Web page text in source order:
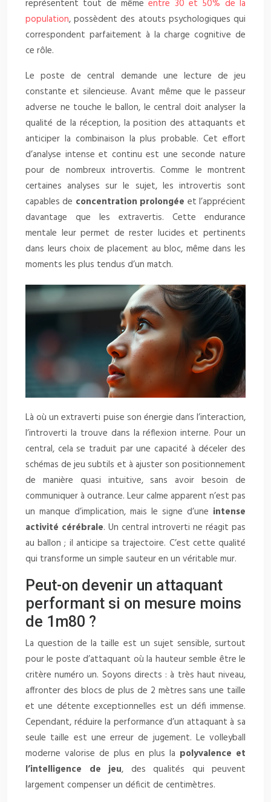
représentent tout de mêmeentre 30 et 50% de la
population, possèdent des atouts psychologiques qui
correspondent parfaitement à la charge cognitive de
ce rôle.
Le poste de central demande une lecture de jeu
constante et silencieuse. Avant même que le passeur
adverse ne touche le ballon, le central doit analyser la
qualité de la réception, la position des attaquants et
anticiper la combinaison la plus probable. Cet effort
d’analyse intense et continu est une seconde nature
pour de nombreux introvertis. Comme le montrent
certaines analyses sur le sujet, les introvertis sont
capables de concentration prolongée et l’apprécient
davantage que les extravertis. Cette endurance
mentale leur permet de rester lucides et pertinents
dans leurs choix de placement au bloc, même dans les
moments les plus tendus d’un match.
Là où un extraverti puise son énergie dans l’interaction,
l’introverti la trouve dans la réflexion interne. Pour un
central, cela se traduit par une capacité à déceler des
schémas de jeu subtils et à ajuster son positionnement
de manière quasi intuitive, sans avoir besoin de
communiquer à outrance. Leur calme apparent n’est pas
un manque d’implication, mais le signe d’une intense
activité cérébrale. Un central introverti ne réagit pas
au ballon ; il anticipe sa trajectoire. C’est cette qualité
qui transforme un simple sauteur en un véritable mur.
Peut-on devenir un attaquant
performant si on mesure moins
de 1m80 ?
La question de la taille est un sujet sensible, surtout
pour le poste d’attaquant où la hauteur semble être le
critère numéro un. Soyons directs : à très haut niveau,
affronter des blocs de plus de 2 mètres sans une taille
et une détente exceptionnelles est un défi immense.
Cependant, réduire la performance d’un attaquant à sa
seule taille est une erreur de jugement. Le volleyball
moderne valorise de plus en plus la polyvalence et
l’intelligence de jeu, des qualités qui peuvent
largement compenser un déficit de centimètres.